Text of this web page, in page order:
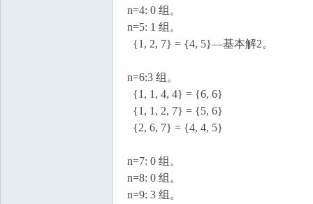
n=4: 0 组。
n=5: 1 组。
{1, 2, 7} = {4, 5}—基本解2。
n=6:3 组。
{1, 1, 4, 4} = {6, 6}
{1, 1, 2, 7} = {5, 6}
{2, 6, 7} = {4, 4, 5}
n=7: 0 组。
n=8: 0 组。
n=9: 3 组。